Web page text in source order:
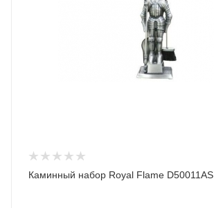
Каминный набор Royal Flame D50011AS